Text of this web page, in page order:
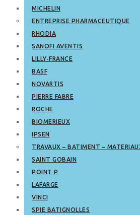
MICHELIN
ENTREPRISE PHARMACEUTIQUE
RHODIA
SANOFI AVENTIS
LILLY-FRANCE
BASF
NOVARTIS
PIERRE FABRE
ROCHE
BIOMERIEUX
IPSEN
TRAVAUX – BATIMENT –
SAINT GOBAIN
POINT P
LAFARGE
VINCI
SPIE BATIGNOLLES